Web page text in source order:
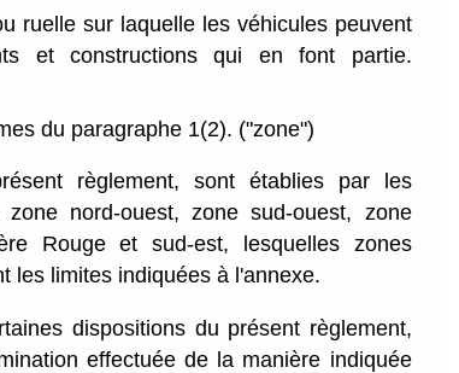
ruelle sur laquelle les véhicules peuvent
et constructions qui en font partie.
du paragraphe 1(2). ("zone")
règlement, sont établies par les
nord-ouest, zone sud-ouest, zone
Rouge et sud-est, lesquelles zones
les limites indiquées à l'annexe.
dispositions du présent règlement,
effectuée de la manière indiquée